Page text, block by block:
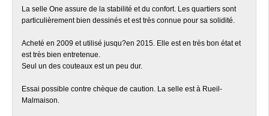
La selle One assure de la stabilité et du confort. Les quartiers sont
particulièrement bien dessinés et est très connue pour sa solidité.
Acheté en 2009 et utilisé jusqu?en 2015. Elle est en très bon état et
est très bien entretenue.
Seul un des couteaux est un peu dur.
Essai possible contre chèque de caution. La selle est à Rueil-
Malmaison.